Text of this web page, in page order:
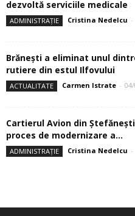
dezvoltă serviciile medicale
ADMINISTRAȚIE Cristina Nedelcu -
Brănești a eliminat unul
rutiere din estul Ilfovului
ACTUALITATE Carmen Istrate -
Cartierul Avion din
proces de modernizare a...
ADMINISTRAȚIE Cristina Nedelcu -